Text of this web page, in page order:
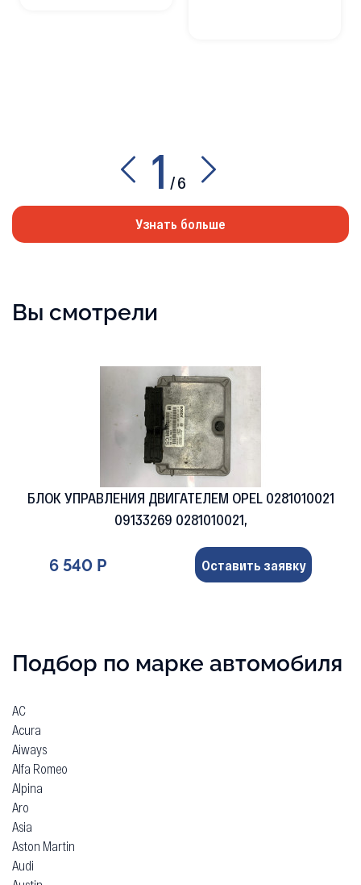
1 /6
Узнать больше
Вы смотрели
БЛОК УПРАВЛЕНИЯ ДВИГАТЕЛЕМ OPEL 0281010021
09133269 0281010021,
6 540 Р Оставить заявку
Подбор по марке автомобиля
AC
Acura
Aiways
Alfa Romeo
Alpina
Aro
Asia
Aston Martin
Audi